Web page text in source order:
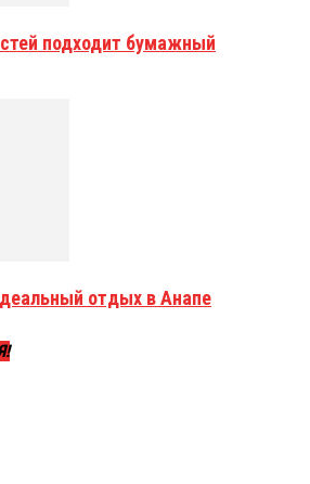
подходит бумажный
отдых в Анапе